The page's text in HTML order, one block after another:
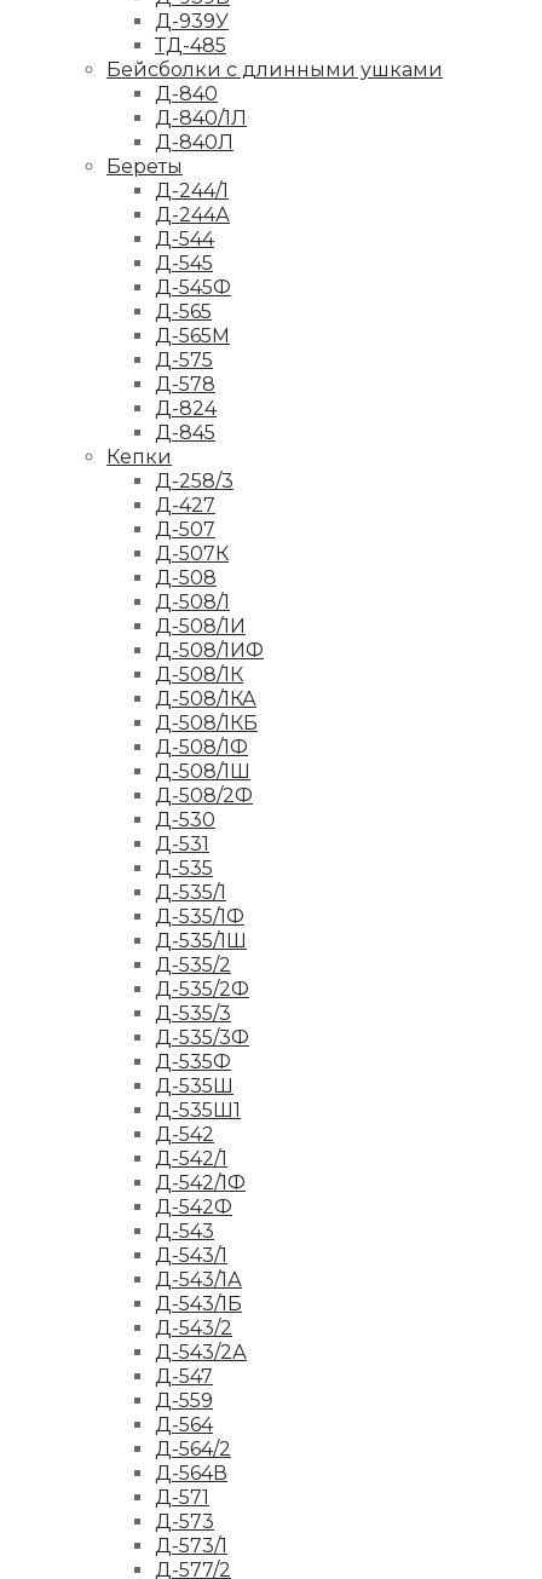
Д-939У
ТД-485
Бейсболки с длинными ушками
Д-840
Д-840/1Л
Д-840Л
Береты
Д-244/1
Д-244А
Д-544
Д-545
Д-545Ф
Д-565
Д-565М
Д-575
Д-578
Д-824
Д-845
Кепки
Д-258/3
Д-427
Д-507
Д-507К
Д-508
Д-508/1
Д-508/1И
Д-508/1ИФ
Д-508/1К
Д-508/1КА
Д-508/1КБ
Д-508/1Ф
Д-508/1Ш
Д-508/2Ф
Д-530
Д-531
Д-535
Д-535/1
Д-535/1Ф
Д-535/1Ш
Д-535/2
Д-535/2Ф
Д-535/3
Д-535/3Ф
Д-535Ф
Д-535Ш
Д-535Ш1
Д-542
Д-542/1
Д-542/1Ф
Д-542Ф
Д-543
Д-543/1
Д-543/1А
Д-543/1Б
Д-543/2
Д-543/2А
Д-547
Д-559
Д-564
Д-564/2
Д-564В
Д-571
Д-573
Д-573/1
Д-577/2